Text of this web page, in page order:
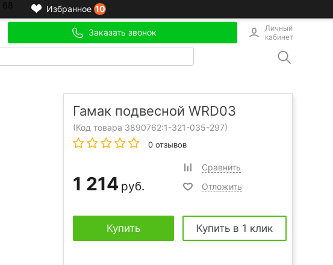
Избранное 10
68
Заказать звонок
Личный
кабинет
Гамак подвесной WRD03
(Код товара 3890762:1-321-035-297)
0 отзывов
1 214 руб.
Сравнить
Отложить
Купить Купить в 1 клик